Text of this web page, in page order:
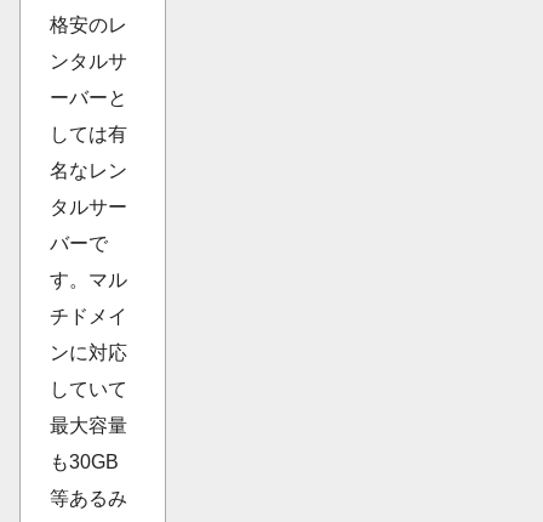
格安のレ
ンタルサ
ーバーと
しては有
名なレン
タルサー
バーで
す。マル
チドメイ
ンに対応
していて
最大容量
も30GB
等あるみ